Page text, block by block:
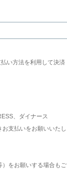
い方法を利用して決済
、ダイナース
支払いをお願いいたし
をお願いする場合もご